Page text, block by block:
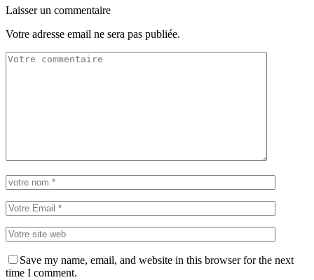
Laisser un commentaire
Votre adresse email ne sera pas publiée.
Save my name, email, and website in this browser for the next
time I comment.